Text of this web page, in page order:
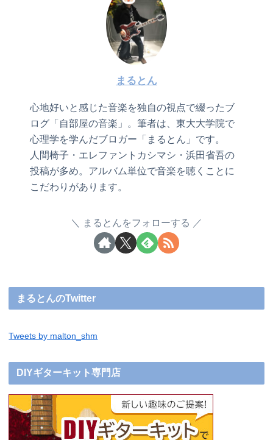
まるとん
心地好いと感じた音楽を独自の視点で綴ったブ
ログ「自部屋の音楽」。筆者は、東大大学院で
心理学を学んだブロガー「まるとん」です。
人間椅子・エレファントカシマシ・浜田省吾の
投稿が多め。アルバム単位で音楽を聴くことに
こだわりがあります。
まるとんをフォローする
まるとんのTwitter
Tweets by malton_shm
DIYギターキット専門店